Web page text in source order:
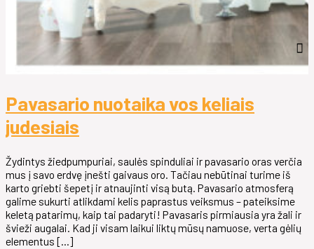
Pavasario nuotaika vos keliais
judesiais
Žydintys žiedpumpuriai, saulės spinduliai ir pavasario oras verčia
mus į savo erdvę įnešti gaivaus oro. Tačiau nebūtinai turime iš
karto griebti šepetį ir atnaujinti visą butą. Pavasario atmosferą
galime sukurti atlikdami kelis paprastus veiksmus – pateiksime
keletą patarimų, kaip tai padaryti! Pavasaris pirmiausia yra žali ir
švieži augalai. Kad ji visam laikui liktų mūsų namuose, verta gėlių
elementus […]